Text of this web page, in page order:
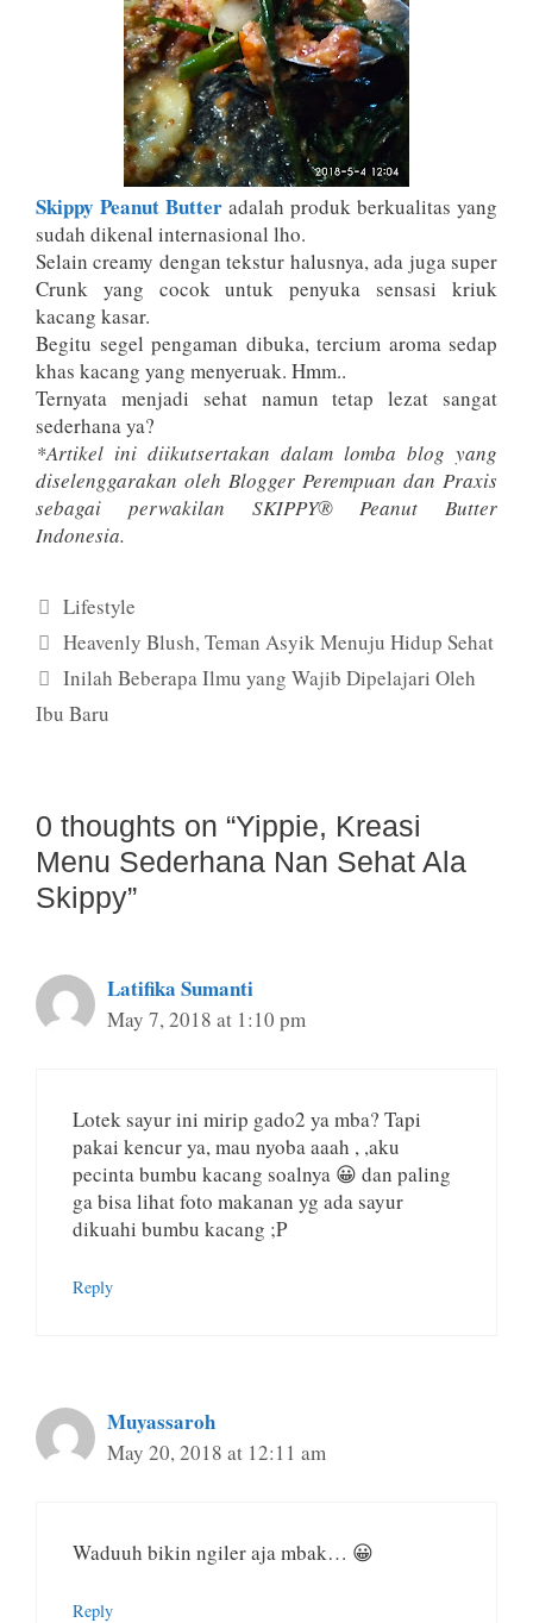
Skippy Peanut Butter adalah produk berkualitas yang
sudah dikenal internasional lho.
Selain creamy dengan tekstur halusnya, ada juga super
Crunk yang cocok untuk penyuka sensasi kriuk
kacang kasar.
Begitu segel pengaman dibuka, tercium aroma sedap
khas kacang yang menyeruak. Hmm..
Ternyata menjadi sehat namun tetap lezat sangat
sederhana ya?
*Artikel ini diikutsertakan dalam lomba blog yang
diselenggarakan oleh Blogger Perempuan dan Praxis
sebagai perwakilan SKIPPY® Peanut Butter
Indonesia.
Categories
Lifestyle
Heavenly Blush, Teman Asyik Menuju Hidup Sehat
Inilah Beberapa Ilmu yang Wajib Dipelajari Oleh
Ibu Baru
0 thoughts on “Yippie, Kreasi
Menu Sederhana Nan Sehat Ala
Skippy”
Latifika Sumanti
May 7, 2018 at 1:10 pm
Lotek sayur ini mirip gado2 ya mba? Tapi
pakai kencur ya, mau nyoba aaah , ,aku
pecinta bumbu kacang soalnya 😀 dan paling
ga bisa lihat foto makanan yg ada sayur
dikuahi bumbu kacang ;P
Reply
Muyassaroh
May 20, 2018 at 12:11 am
Waduuh bikin ngiler aja mbak… 😀
Reply